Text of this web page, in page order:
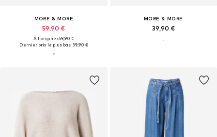
MORE & MORE
59,90 €
À l'origine : 69,90 €
Dernier prix le plus bas :39,90 €
MORE & MORE
39,90 €